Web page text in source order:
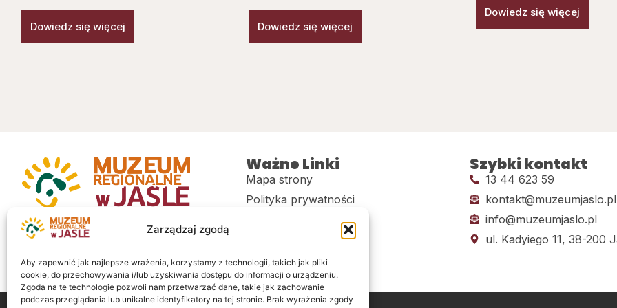
Zarządzaj zgodą
Aby zapewnić jak najlepsze wrażenia, korzystamy z technologii, takich jak pliki
cookie, do przechowywania i/lub uzyskiwania dostępu do informacji o urządzeniu.
Zgoda na te technologie pozwoli nam przetwarzać dane, takie jak zachowanie
podczas przeglądania lub unikalne identyfikatory na tej stronie. Brak wyrażenia zgody
Dowiedz się więcej Dowiedz się więcej
Dowiedz się więcej
Muzeum regionalne w Jaśle im. dr.
Stanisława Kadyiego
Ważne Linki
Mapa strony
Polityka prywatności
Deklaracja dostępności
Sklep
Szybki kontakt
13 44 623 59
kontakt@muzeumjaslo.pl
info@muzeumjaslo.pl
ul. Kadyiego 11, 38-200